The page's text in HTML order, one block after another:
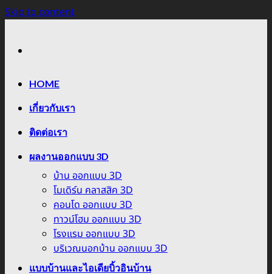
Skip to content
HOME
เกี่ยวกับเรา
ติดต่อเรา
ผลงานออกแบบ 3D
บ้าน ออกแบบ 3D
โมเดิร์น คลาสสิค 3D
คอนโด ออกแบบ 3D
ทาวน์โฮม ออกแบบ 3D
โรงแรม ออกแบบ 3D
บริเวณนอกบ้าน ออกแบบ 3D
แบบบ้านและไอเดียบิ้วอินบ้าน